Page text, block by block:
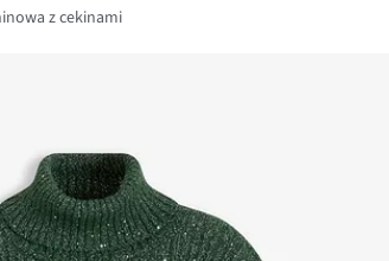
z cekinami